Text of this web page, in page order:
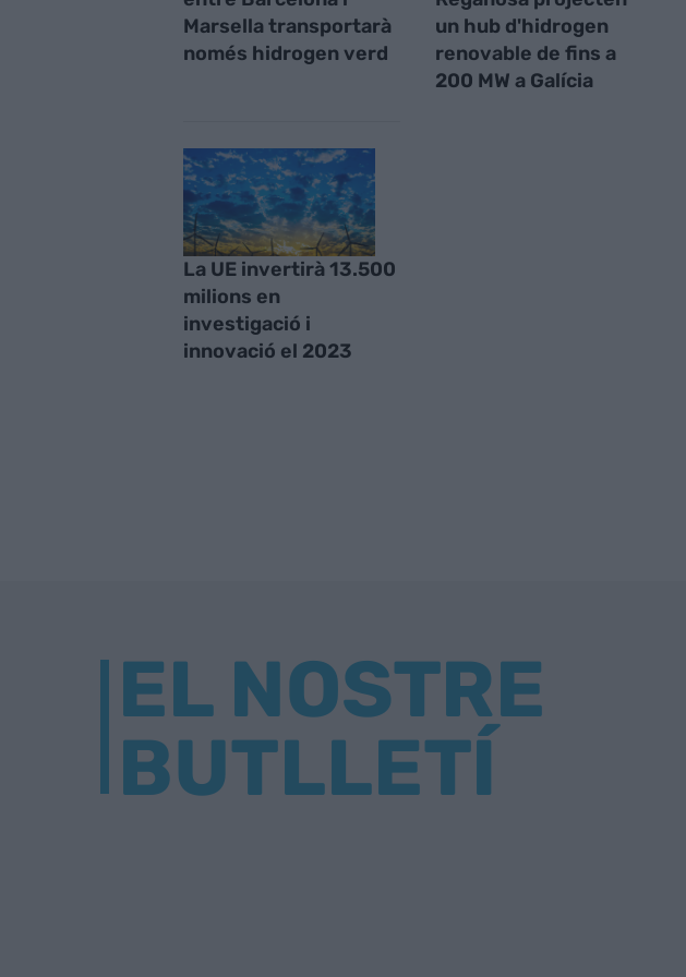
Marsella transportarà
només hidrogen verd
un hub d'hidrogen
renovable de fins a
200 MW a Galícia
La UE invertirà 13.500
milions en
investigació i
innovació el 2023
EL NOSTRE
BUTLLETÍ